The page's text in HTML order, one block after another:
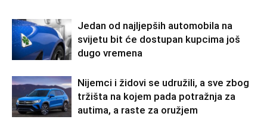
Jedan od najljepših automobila na
svijetu bit će dostupan kupcima još
dugo vremena
Nijemci i židovi se udružili, a sve zbog
tržišta na kojem pada potražnja za
autima, a raste za oružjem